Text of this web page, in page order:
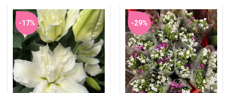
-17% -29%